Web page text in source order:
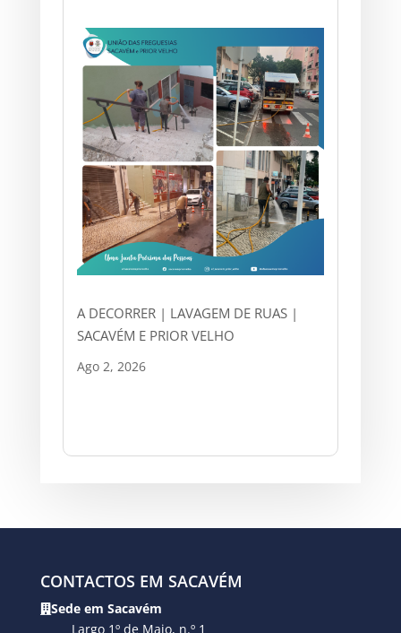
A DECORRER | LAVAGEM DE RUAS |
SACAVÉM E PRIOR VELHO
Ago 2, 2026
CONTACTOS EM SACAVÉM
Sede em Sacavém
Largo 1º de Maio, n.º 1